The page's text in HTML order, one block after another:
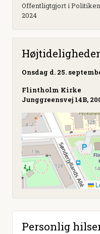
Offentligtgjort i
2024
Onsdag d. 25.
Flintholm Kirke
Junggreensvej 14B,
Personlig